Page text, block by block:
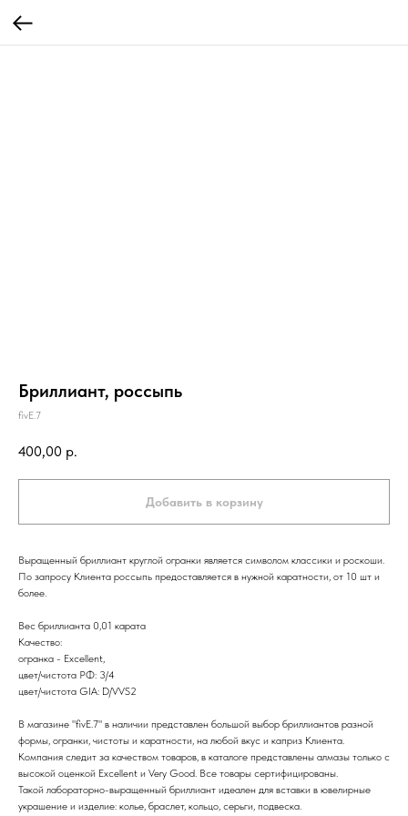
Бриллиант, россыпь
fivE.7
400,00 р.
Добавить в корзину
Выращенный бриллиант круглой огранки является символом классики и роскоши.
По запросу Клиента россыпь предоставляется в нужной каратности, от 10 шт и
более.
Вес бриллианта 0,01 карата
Качество:
огранка - Excellent,
цвет/чистота РФ: 3/4
цвет/чистота GIA: D/VVS2
В магазине "fivE.7" в наличии представлен большой выбор бриллиантов разной
формы, огранки, чистоты и каратности, на любой вкус и каприз Клиента.
Компания следит за качеством товаров, в каталоге представлены алмазы только с
высокой оценкой Excellent и Very Good. Все товары сертифицированы.
Такой лабораторно-выращенный бриллиант идеален для вставки в ювелирные
украшение и изделие: колье, браслет, кольцо, серьги, подвеска.